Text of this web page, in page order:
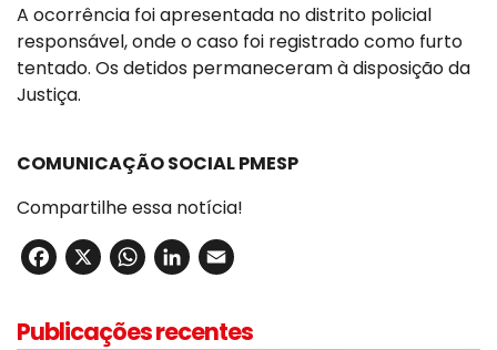
A ocorrência foi apresentada no distrito policial
responsável, onde o caso foi registrado como furto
tentado. Os detidos permaneceram à disposição da
Justiça.
COMUNICAÇÃO SOCIAL PMESP
Compartilhe essa notícia!
Facebook
X WhatsApp
LinkedIn
Publicações recentes